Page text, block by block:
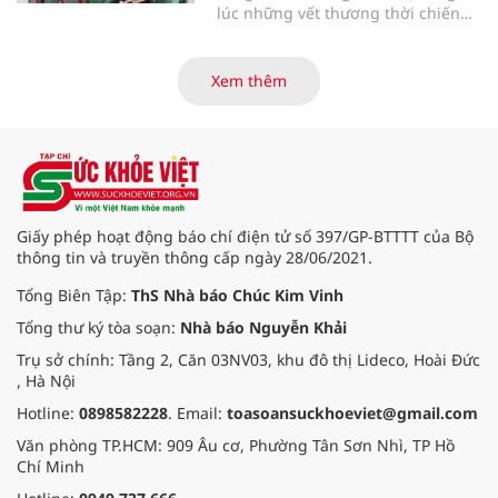
lúc những vết thương thời chiến
binh và người có công Long Đất
đem đến hơi ấm từ những phương
pháp Nam y thuần Việt, giúp xoa
dịu cơn đau và nâng cao sức khỏe
cho các cựu chiến binh trước sự
thay đổi đột ngột của thời tiết.
Xem thêm
Giấy phép hoạt động báo chí điện tử số 397/GP-BTTTT của Bộ
thông tin và truyền thông cấp ngày 28/06/2021.
Tổng Biên Tập: ThS Nhà báo Chúc Kim Vinh
Tổng thư ký tòa soạn: Nhà báo Nguyễn Khải
Trụ sở chính: Tầng 2, Căn 03NV03, khu đô thị Lideco, Hoài Đức
, Hà Nội
Hotline: 0898582228. Email: toasoansuckhoeviet@gmail.com
Văn phòng TP.HCM: 909 Âu cơ, Phường Tân Sơn Nhì, TP Hồ
Chí Minh